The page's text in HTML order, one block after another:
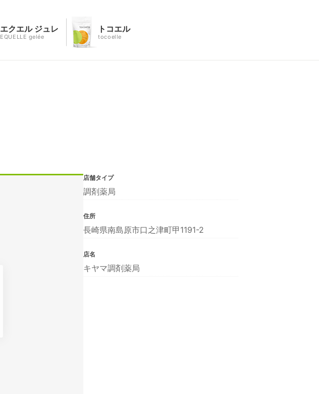
エクエル ジュレ
EQUELLE gelée
トコエル
tocoelle
店舗タイプ
調剤薬局
住所
長崎県南島原市口之津町甲1191-2
店名
キヤマ調剤薬局